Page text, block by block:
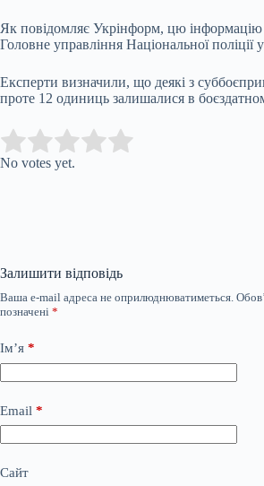
Як повідомляє Укрінформ, цю
Головне управління Національної поліції
Експерти визначили, що деякі з
проте 12 одиниць залишалися в
Rate this item:
No votes yet.
Залишити відповідь
Ваша e-mail адреса не оприлюднюватиметься.
позначені *
Ім’я *
Email *
Сайт